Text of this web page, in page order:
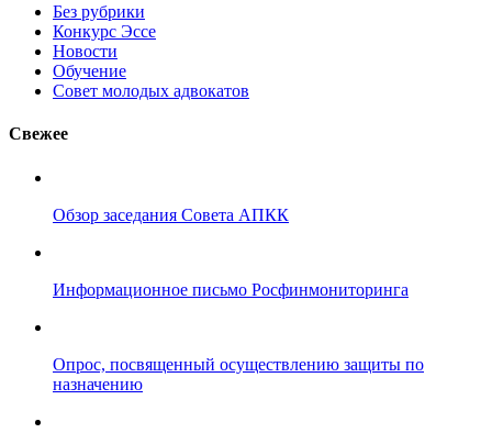
Без рубрики
Конкурс Эссе
Новости
Обучение
Совет молодых адвокатов
Свежее
Обзор заседания Совета АПКК
Информационное письмо Росфинмониторинга
Опрос, посвященный осуществлению защиты по
назначению